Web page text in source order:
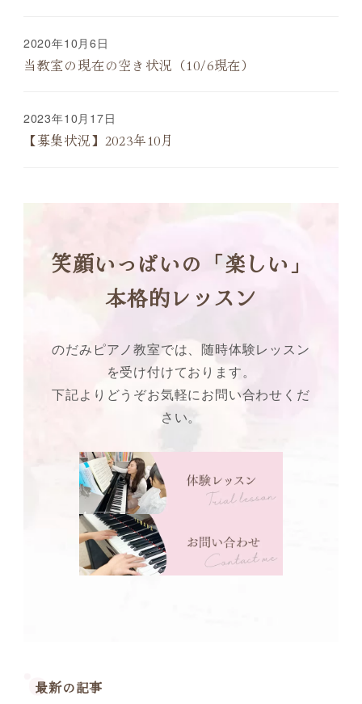
当教室の現在の空き状況（10/6現在）
2020年10月6日
【募集状況】2023年10月
2023年10月17日
笑顔いっぱいの「楽しい」
本格的レッスン
のだみピアノ教室では、随時体験レッスン
を受け付けております。
下記よりどうぞお気軽にお問い合わせくだ
さい。
最新の記事